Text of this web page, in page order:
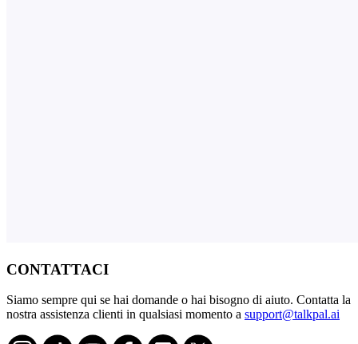
CONTATTACI
Siamo sempre qui se hai domande o hai bisogno di aiuto. Contatta la
nostra assistenza clienti in qualsiasi momento a support@talkpal.ai